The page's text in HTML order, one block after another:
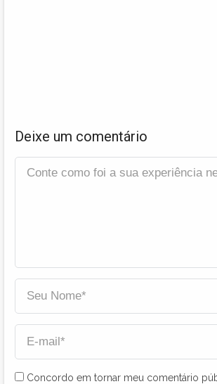
Deixe um comentário
Concordo em tornar meu comentário